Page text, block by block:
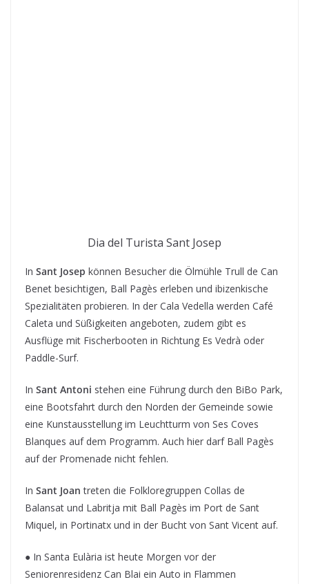
Dia del Turista Sant Josep
In Sant Josep können Besucher die Ölmühle Trull de Can
Benet besichtigen, Ball Pagès erleben und ibizenkische
Spezialitäten probieren. In der Cala Vedella werden Café
Caleta und Süßigkeiten angeboten, zudem gibt es
Ausflüge mit Fischerbooten in Richtung Es Vedrà oder
Paddle-Surf.
In Sant Antoni stehen eine Führung durch den BiBo Park,
eine Bootsfahrt durch den Norden der Gemeinde sowie
eine Kunstausstellung im Leuchtturm von Ses Coves
Blanques auf dem Programm. Auch hier darf Ball Pagès
auf der Promenade nicht fehlen.
In Sant Joan treten die Folkloregruppen Collas de
Balansat und Labritja mit Ball Pagès im Port de Sant
Miquel, in Portinatx und in der Bucht von Sant Vicent auf.
● In Santa Eulària ist heute Morgen vor der
Seniorenresidenz Can Blai ein Auto in Flammen